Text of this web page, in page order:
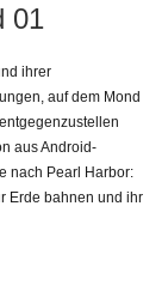
01
ihrer
auf dem Mond
aus Android-
nach Pearl Harbor:
Erde bahnen und ihr